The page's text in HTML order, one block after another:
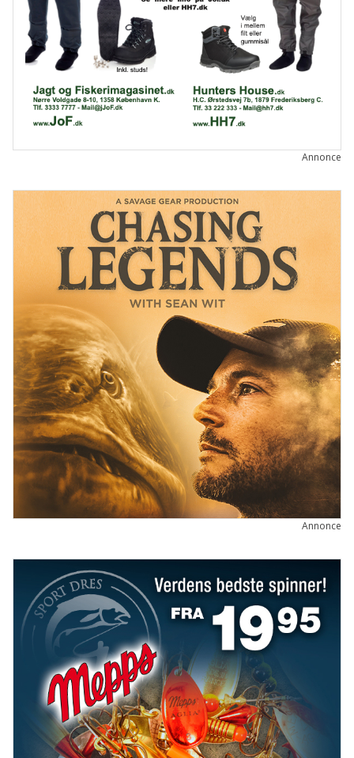
NATURGENOPRETNING NATURPLANER
RÅSTOFINDVINDING SKARV
SPÆRRINGER SÆLER SØLVLAKS
UDSÆTNINGER VANDLØBSRESTAURERING
ARCTIC SILVER C&F DESIGN FISKEGREJ
FJÄLLRÄVEN FLUEHJUL FLUER
FLUESTANG GEOFF ANDERSON
GUIDELINE HODGMAN NORMARK
OKUMA ORVIS PATAGONIA
POWERVISION SAGE SAVAGE GEAR
SHIMANO SMITH CREEK SPINNEHJUL
SPINNER SPINNESTANG
WATERWORKS-LAMSON WESTIN
WOBLER
Annonce
Annonce